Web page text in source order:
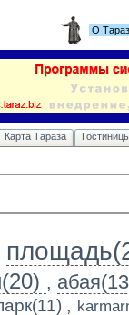
О
Карта Тараза
,
,